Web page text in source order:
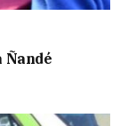
Ñandé